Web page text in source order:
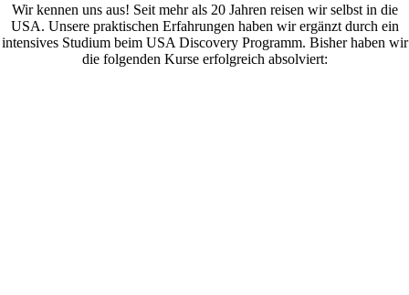
Wir kennen uns aus! Seit mehr als 20 Jahren reisen wir selbst in die
USA. Unsere praktischen Erfahrungen haben wir ergänzt durch ein
intensives Studium beim USA Discovery Programm. Bisher haben wir
die folgenden Kurse erfolgreich absolviert: